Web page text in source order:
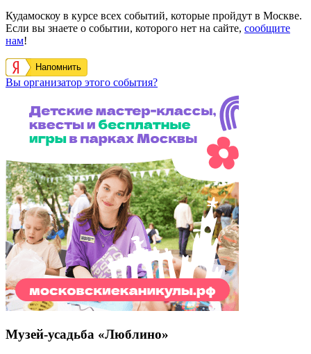
Кудамоскоу в курсе всех событий, которые пройдут в Москве.
Если вы знаете о событии, которого нет на сайте, сообщите
нам!
Напомнить
Вы организатор этого события?
Музей-усадьба «Люблино»